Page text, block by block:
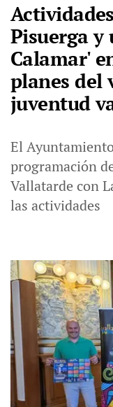
Pisuerga y
Calamar'
planes del
juventud
El
programación
Vallatarde con
las actividades